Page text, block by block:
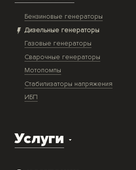
Бензиновые генераторы
Дизельные генераторы
Газовые генераторы
Сварочные генераторы
Мотопомпы
Стабилизаторы напряжения
ИБП
Услуги